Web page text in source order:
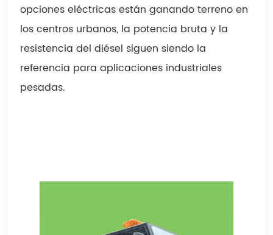
opciones eléctricas están ganando terreno en
los centros urbanos, la potencia bruta y la
resistencia del diésel siguen siendo la
referencia para aplicaciones industriales
pesadas.